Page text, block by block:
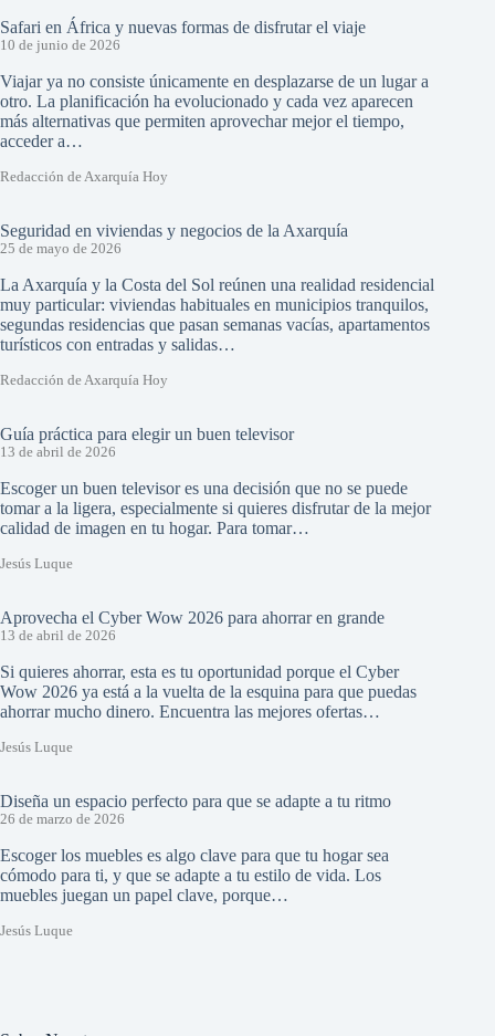
Safari en África y nuevas formas de disfrutar el viaje
10 de junio de 2026
Viajar ya no consiste únicamente en desplazarse de un lugar a
otro. La planificación ha evolucionado y cada vez aparecen
más alternativas que permiten aprovechar mejor el tiempo,
acceder a…
Redacción de Axarquía Hoy
Seguridad en viviendas y negocios de la Axarquía
25 de mayo de 2026
La Axarquía y la Costa del Sol reúnen una realidad residencial
muy particular: viviendas habituales en municipios tranquilos,
segundas residencias que pasan semanas vacías, apartamentos
turísticos con entradas y salidas…
Redacción de Axarquía Hoy
Guía práctica para elegir un buen televisor
13 de abril de 2026
Escoger un buen televisor es una decisión que no se puede
tomar a la ligera, especialmente si quieres disfrutar de la mejor
calidad de imagen en tu hogar. Para tomar…
Jesús Luque
Aprovecha el Cyber Wow 2026 para ahorrar en grande
13 de abril de 2026
Si quieres ahorrar, esta es tu oportunidad porque el Cyber
Wow 2026 ya está a la vuelta de la esquina para que puedas
ahorrar mucho dinero. Encuentra las mejores ofertas…
Jesús Luque
Diseña un espacio perfecto para que se adapte a tu ritmo
26 de marzo de 2026
Escoger los muebles es algo clave para que tu hogar sea
cómodo para ti, y que se adapte a tu estilo de vida. Los
muebles juegan un papel clave, porque…
Jesús Luque